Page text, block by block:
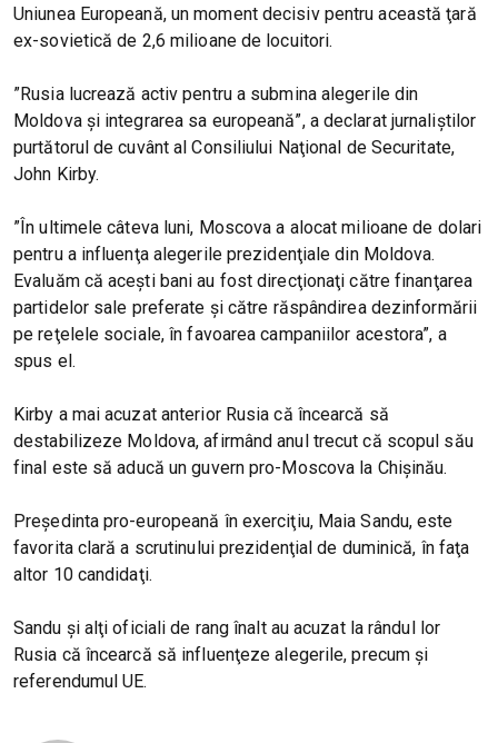
Uniunea Europeană, un moment decisiv pentru această ţară
ex-sovietică de 2,6 milioane de locuitori.
”Rusia lucrează activ pentru a submina alegerile din
Moldova şi integrarea sa europeană”, a declarat jurnaliştilor
purtătorul de cuvânt al Consiliului Naţional de Securitate,
John Kirby.
”În ultimele câteva luni, Moscova a alocat milioane de dolari
pentru a influenţa alegerile prezidenţiale din Moldova.
Evaluăm că aceşti bani au fost direcţionaţi către finanţarea
partidelor sale preferate şi către răspândirea dezinformării
pe reţelele sociale, în favoarea campaniilor acestora”, a
spus el.
Kirby a mai acuzat anterior Rusia că încearcă să
destabilizeze Moldova, afirmând anul trecut că scopul său
final este să aducă un guvern pro-Moscova la Chişinău.
Preşedinta pro-europeană în exerciţiu, Maia Sandu, este
favorita clară a scrutinului prezidenţial de duminică, în faţa
altor 10 candidaţi.
Sandu şi alţi oficiali de rang înalt au acuzat la rândul lor
Rusia că încearcă să influenţeze alegerile, precum şi
referendumul UE.